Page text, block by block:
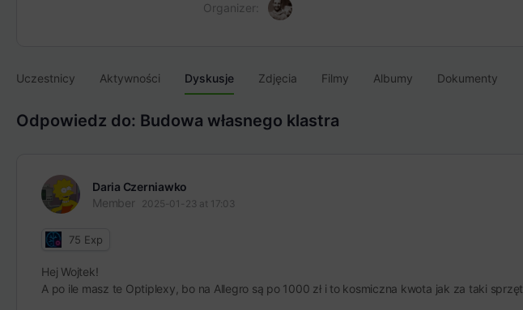
Organizer:
Uczestnicy Aktywności Dyskusje Zdjęcia Filmy Albumy Dokumenty
Odpowiedz do: Budowa własnego klastra
Daria Czerniawko
Member
2025-01-23 at 17:03
75 Exp
Hej Wojtek!
A po ile masz te Optiplexy, bo na Allegro są po 1000 zł i to kosmiczna kwota jak za taki sprzęt.